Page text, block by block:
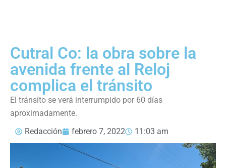
Cutral Co: la obra sobre la
avenida frente al Reloj
complica el tránsito
El tránsito se verá interrumpido por 60 días
aproximadamente.
Redacción
febrero 7, 2022 11:03 am